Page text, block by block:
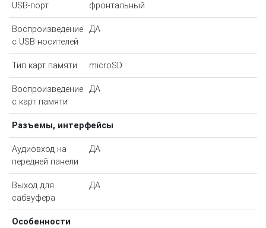
USB-порт фронтальный
Воспроизведение
с USB носителей
ДА
Тип карт памяти microSD
Воспроизведение
с карт памяти
ДА
Разъемы, интерфейсы
Аудиовход на
передней панели
ДА
Выход для
сабвуфера
ДА
Особенности